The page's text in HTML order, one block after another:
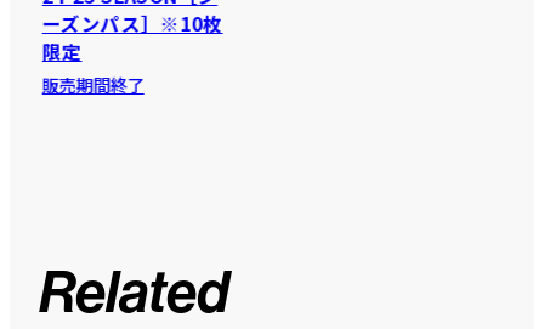
ーズンパス］※10枚
限定
販売期間終了
Related